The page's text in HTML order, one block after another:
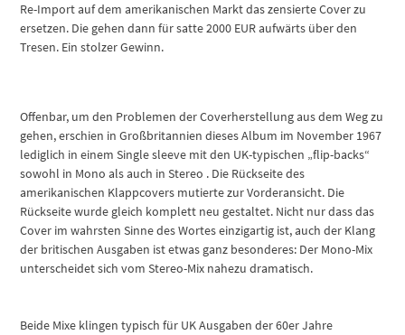
Re-Import auf dem amerikanischen Markt das zensierte Cover zu
ersetzen. Die gehen dann für satte 2000 EUR aufwärts über den
Tresen. Ein stolzer Gewinn.
Offenbar, um den Problemen der Coverherstellung aus dem Weg zu
gehen, erschien in Großbritannien dieses Album im November 1967
lediglich in einem Single sleeve mit den UK-typischen „flip-backs“
sowohl in Mono als auch in Stereo . Die Rückseite des
amerikanischen Klappcovers mutierte zur Vorderansicht. Die
Rückseite wurde gleich komplett neu gestaltet. Nicht nur dass das
Cover im wahrsten Sinne des Wortes einzigartig ist, auch der Klang
der britischen Ausgaben ist etwas ganz besonderes: Der Mono-Mix
unterscheidet sich vom Stereo-Mix nahezu dramatisch.
Beide Mixe klingen typisch für UK Ausgaben der 60er Jahre